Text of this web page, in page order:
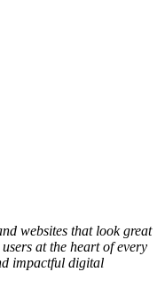
websites that look great
at the heart of every
impactful digital